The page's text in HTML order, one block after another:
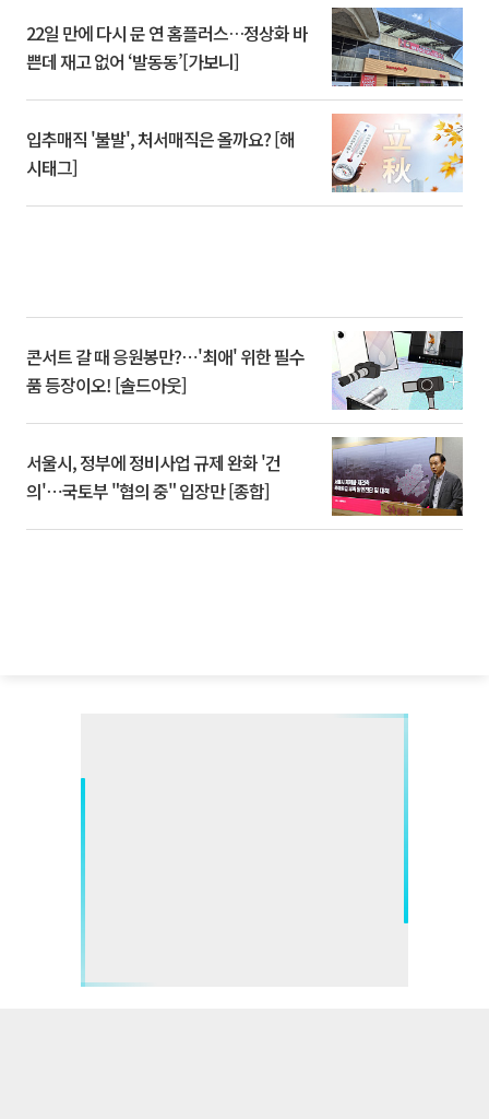
22일 만에 다시 문 연 홈플러스…정상화 바
쁜데 재고 없어 ‘발동동’[가보니]
입추매직 '불발', 처서매직은 올까요? [해
시태그]
콘서트 갈 때 응원봉만?⋯'최애' 위한 필수
품 등장이오! [솔드아웃]
서울시, 정부에 정비사업 규제 완화 '건
의'⋯국토부 "협의 중" 입장만 [종합]